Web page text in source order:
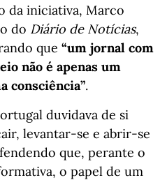
da iniciativa, Marco
do Diário de Notícias,
que “um jornal com
não é apenas um
consciência”.
duvidava de si
levantar-se e abrir-se
que, perante o
o papel de um